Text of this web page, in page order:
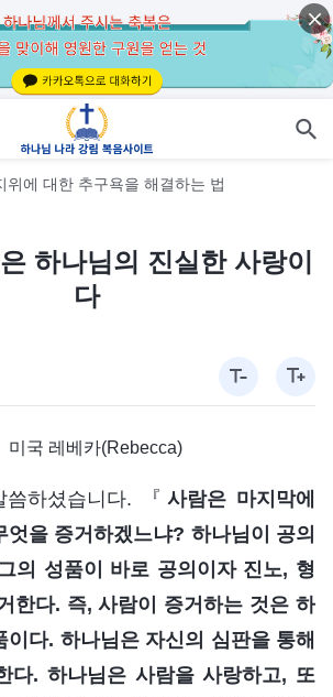
위에 대한 추구욕을 해결하는 법
하나님의 진실한 사랑이
다
미국 레베카(Rebecca)
하셨습니다. 『 사람은 마지막에
엇을 증거하겠느냐? 하나님이 공의
의 성품이 바로 공의이자 진노, 형
한다. 즉, 사람이 증거하는 것은 하
이다. 하나님은 자신의 심판을 통해
다. 하나님은 사람을 사랑하고, 또